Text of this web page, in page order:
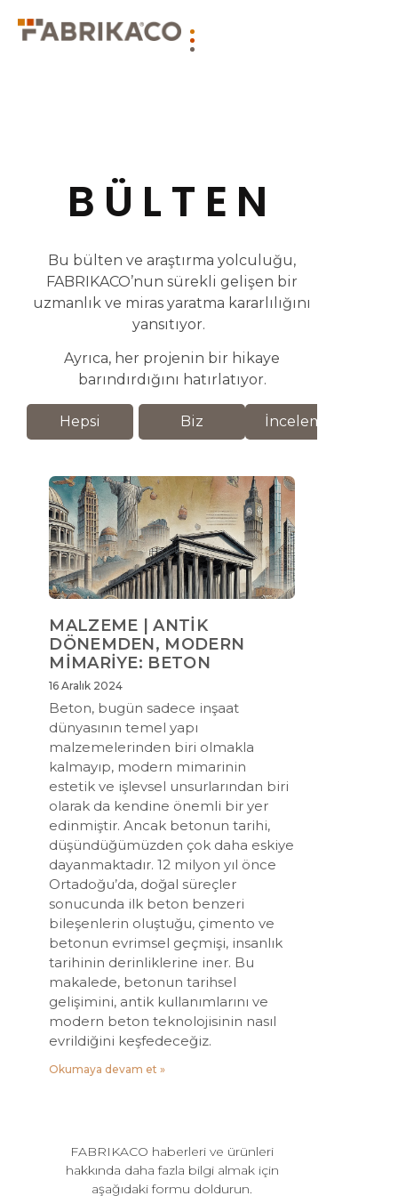
BÜLTEN
Bu bülten ve araştırma yolculuğu,
FABRIKACO’nun sürekli gelişen bir
uzmanlık ve miras yaratma kararlılığını
yansıtıyor.
Ayrıca, her projenin bir hikaye
barındırdığını hatırlatıyor.
Hepsi Biz İnceleme
MALZEME | ANTİK
DÖNEMDEN, MODERN
MİMARİYE: BETON
16 Aralık 2024
Beton, bugün sadece inşaat
dünyasının temel yapı
malzemelerinden biri olmakla
kalmayıp, modern mimarinin
estetik ve işlevsel unsurlarından biri
olarak da kendine önemli bir yer
edinmiştir. Ancak betonun tarihi,
düşündüğümüzden çok daha eskiye
dayanmaktadır. 12 milyon yıl önce
Ortadoğu’da, doğal süreçler
sonucunda ilk beton benzeri
bileşenlerin oluştuğu, çimento ve
betonun evrimsel geçmişi, insanlık
tarihinin derinliklerine iner. Bu
makalede, betonun tarihsel
gelişimini, antik kullanımlarını ve
modern beton teknolojisinin nasıl
evrildiğini keşfedeceğiz.
Okumaya devam et »
FABRIKACO haberleri ve ürünleri
hakkında daha fazla bilgi almak için
aşağıdaki formu doldurun.